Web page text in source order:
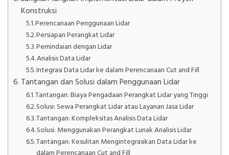
Konstruksi
Perencanaan Penggunaan Lidar
Persiapan Perangkat Lidar
Pemindaian dengan Lidar
Analisis Data Lidar
Integrasi Data Lidar ke dalam Perencanaan Cut and Fill
Tantangan dan Solusi dalam Penggunaan Lidar
Tantangan: Biaya Pengadaan Perangkat Lidar yang Tinggi
Solusi: Sewa Perangkat Lidar atau Layanan Jasa Lidar
Tantangan: Kompleksitas Analisis Data Lidar
Solusi: Menggunakan Perangkat Lunak Analisis Lidar
Tantangan: Kesulitan Mengintegrasikan Data Lidar ke